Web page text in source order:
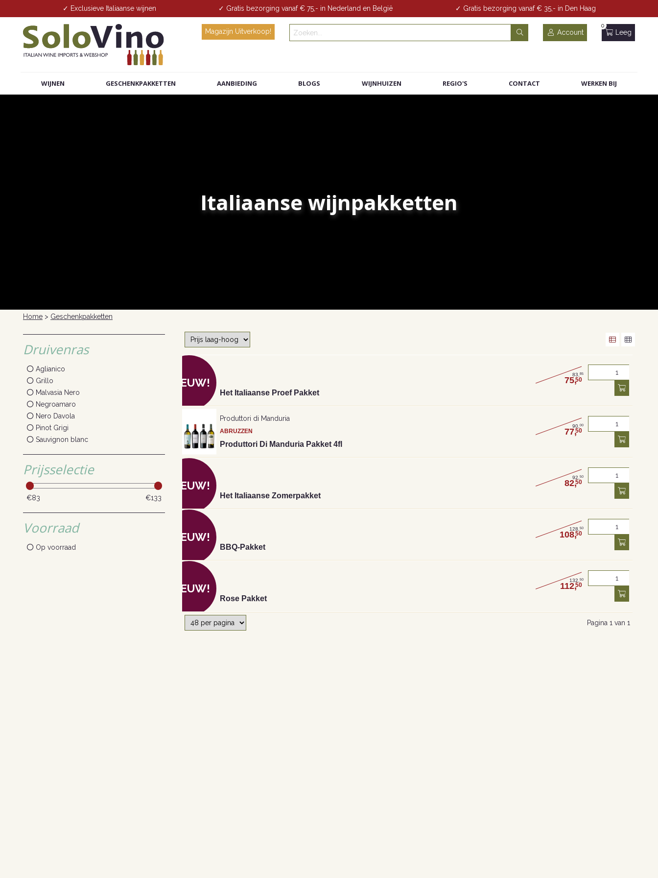
✓ Exclusieve Italiaanse wijnen ✓ Gratis bezorging vanaf € 75,- in Nederland en België ✓ Gratis bezorging vanaf € 35,- in Den Haag
Magazijn Uitverkoop! Account
0
Leeg
WIJNEN GESCHENKPAKKETTEN AANBIEDING BLOGS WIJNHUIZEN REGIO'S CONTACT WERKEN BIJ
Italiaanse wijnpakketten
Home > Geschenkpakketten
Druivenras
Aglianico
Grillo
Malvasia Nero
Negroamaro
Nero Davola
Pinot Grigi
Sauvignon blanc
Prijsselectie
€83 €133
Voorraad
Op voorraad
Het Italiaanse Proef Pakket
NIEUW!
83, 85
75,50
Produttori di Manduria
ABRUZZEN
Produttori Di Manduria Pakket 4fl
90, 00
77,50
Het Italiaanse Zomerpakket
NIEUW!
92, 50
82,50
BBQ-Pakket
NIEUW!
128, 50
108,50
Rose Pakket
NIEUW!
132, 50
112,50
Pagina 1 van 1